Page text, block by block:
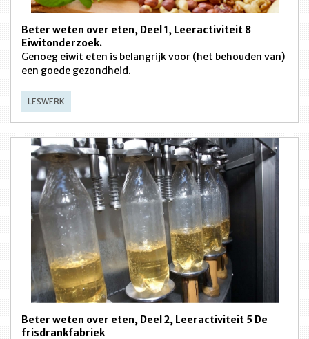
Beter weten over eten, Deel 1, Leeractiviteit 8
Eiwitonderzoek.
Genoeg eiwit eten is belangrijk voor (het behouden van)
een goede gezondheid.
LESWERK
Beter weten over eten, Deel 2, Leeractiviteit 5 De
frisdrankfabriek